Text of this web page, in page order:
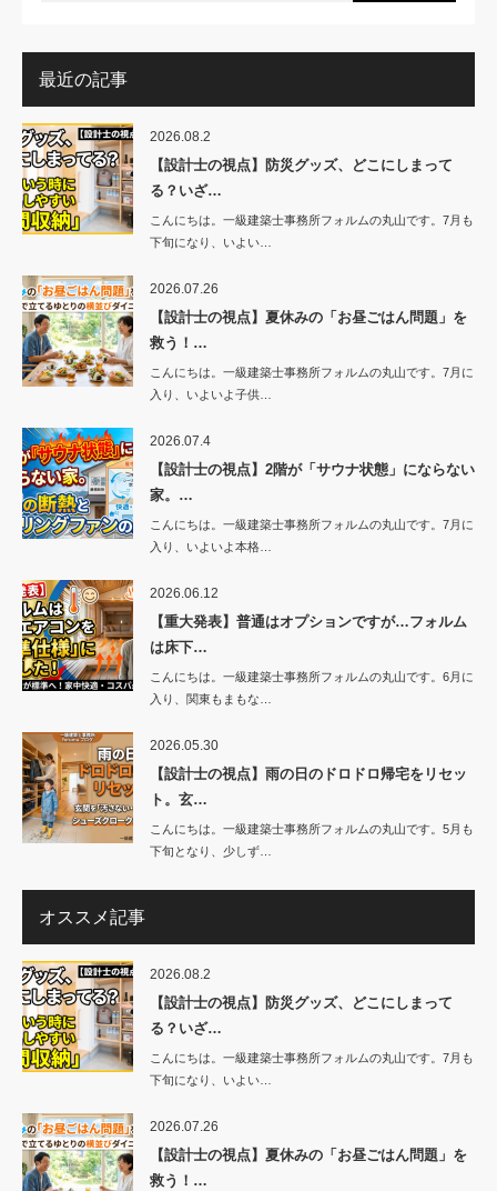
最近の記事
2026.08.2
【設計士の視点】防災グッズ、どこにしまって
る？いざ…
こんにちは。一級建築士事務所フォルムの丸山です。7月も
下旬になり、いよい…
2026.07.26
【設計士の視点】夏休みの「お昼ごはん問題」を
救う！…
こんにちは。一級建築士事務所フォルムの丸山です。7月に
入り、いよいよ子供…
2026.07.4
【設計士の視点】2階が「サウナ状態」にならない
家。…
こんにちは。一級建築士事務所フォルムの丸山です。7月に
入り、いよいよ本格…
2026.06.12
【重大発表】普通はオプションですが…フォルム
は床下…
こんにちは。一級建築士事務所フォルムの丸山です。6月に
入り、関東もまもな…
2026.05.30
【設計士の視点】雨の日のドロドロ帰宅をリセッ
ト。玄…
こんにちは。一級建築士事務所フォルムの丸山です。5月も
下旬となり、少しず…
オススメ記事
2026.08.2
【設計士の視点】防災グッズ、どこにしまって
る？いざ…
こんにちは。一級建築士事務所フォルムの丸山です。7月も
下旬になり、いよい…
2026.07.26
【設計士の視点】夏休みの「お昼ごはん問題」を
救う！…